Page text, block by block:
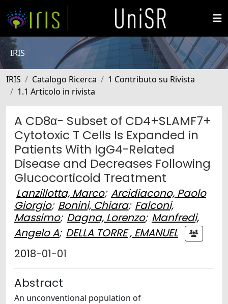
IRIS
IRIS Catalogo Ricerca
1 Contributo su Rivista
1.1 Articolo in rivista
A CD8α− Subset of CD4+SLAMF7+
Cytotoxic T Cells Is Expanded in
Patients With IgG4-Related
Disease and Decreases Following
Glucocorticoid Treatment
Lanzillotta, Marco; Arcidiacono, Paolo
Giorgio; Bonini, Chiara; Falconi,
Massimo; Dagna, Lorenzo; Manfredi,
Angelo A; DELLA TORRE , EMANUEL
2018-01-01
Abstract
An unconventional population of